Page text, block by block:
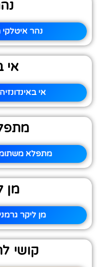
נהר
אי
אי
מתפלא
מן
מן ליקר
קושי